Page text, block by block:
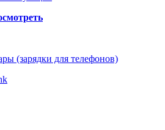
(зарядки для телефонов)